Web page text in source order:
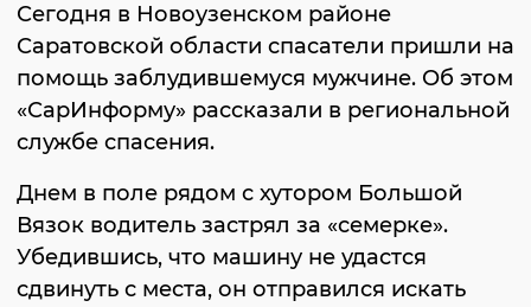
Сегодня в Новоузенском районе
Саратовской области спасатели пришли на
помощь заблудившемуся мужчине. Об этом
«СарИнформу» рассказали в региональной
службе спасения.
Днем в поле рядом с хутором Большой
Вязок водитель застрял за «семерке».
Убедившись, что машину не удастся
сдвинуть с места, он отправился искать